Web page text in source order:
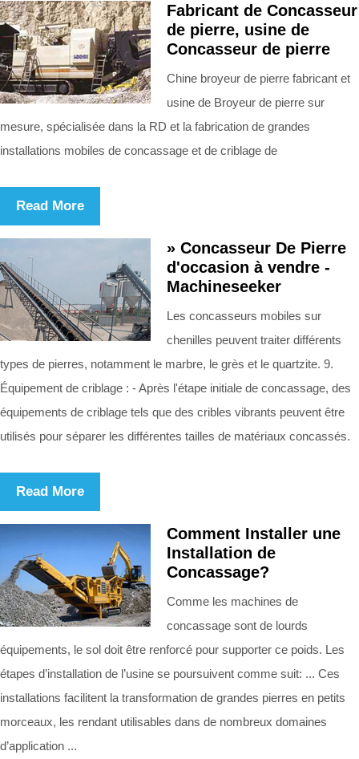
Fabricant de Concasseur
de pierre, usine de
Concasseur de pierre
Chine broyeur de pierre fabricant et
usine de Broyeur de pierre sur
mesure, spécialisée dans la RD et la fabrication de grandes
installations mobiles de concassage et de criblage de
Read More
» Concasseur De Pierre
d'occasion à vendre -
Machineseeker
Les concasseurs mobiles sur
chenilles peuvent traiter différents
types de pierres, notamment le marbre, le grès et le quartzite. 9.
Équipement de criblage : - Après l'étape initiale de concassage, des
équipements de criblage tels que des cribles vibrants peuvent être
utilisés pour séparer les différentes tailles de matériaux concassés.
Read More
Comment Installer une
Installation de
Concassage?
Comme les machines de
concassage sont de lourds
équipements, le sol doit être renforcé pour supporter ce poids. Les
étapes d’installation de l’usine se poursuivent comme suit: ... Ces
installations facilitent la transformation de grandes pierres en petits
morceaux, les rendant utilisables dans de nombreux domaines
d’application ...